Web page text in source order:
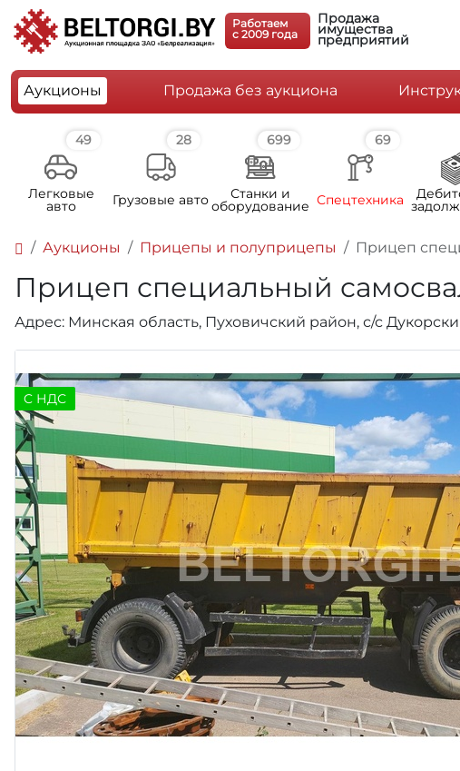
Работаем
c 2009 года
Продажа
имущества
предприятий
Аукционы Продажа без аукциона
49
Легковые
авто
28
Грузовые авто
699
Станки и
оборудование
69
Спецтехника
Аукционы Прицепы и полуприцепы Прицеп
Прицеп специальный
Адрес: Минская область, Пуховичский район, с/с
C НДС